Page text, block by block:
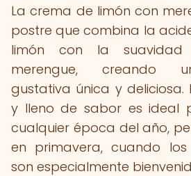
La crema de limón con
postre que combina la
limón con la
merengue, creando
gustativa única y deliciosa.
y lleno de sabor es ideal
cualquier época del año,
en primavera, cuando
son especialmente